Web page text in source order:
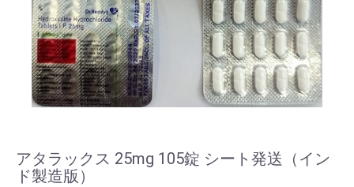
アタラックス 25mg 105錠 シート発送（イン
ド製造版）